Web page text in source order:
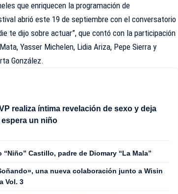
que enriquecen la programación de
abrió este 19 de septiembre con el conversatorio
te dijo sobre actuar”, que contó con la participación
Yasser Michelen, Lidia Ariza, Pepe Sierra y
González.
realiza íntima revelación de sexo y deja
un niño
Castillo, padre de Diomary “La Mala”
una nueva colaboración junto a Wisin
Vol. 3